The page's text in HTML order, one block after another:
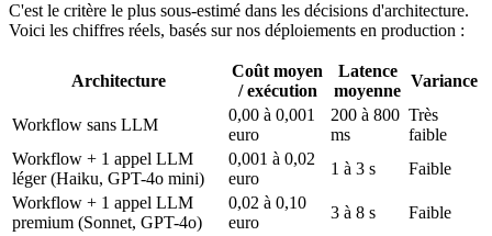
C'est le critère le plus sous-estimé dans les décisions d'architecture.
Voici les chiffres réels, basés sur nos déploiements en production :
Architecture
Coût moyen
/ exécution
Latence
moyenne
Variance
Workflow sans LLM
0,00 à 0,001
euro
200 à 800
ms
Très
faible
Workflow + 1 appel LLM
léger (Haiku, GPT-4o mini)
0,001 à 0,02
euro
1 à 3 s
Faible
Workflow + 1 appel LLM
premium (Sonnet, GPT-4o)
0,02 à 0,10
euro
3 à 8 s
Faible